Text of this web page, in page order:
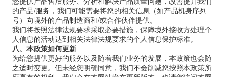
的产品/服务，我们可能需要将您的相关信息（如产品机身序列
号）向境外的产品制造商和/或合作伙伴提供。
我们将按照法律法规要求采取必要措施，保障境外接收方处理个
人信息的活动达到相关法律法规要求的个人信息保护标准。
八、本政策如何更新
为给您提供更好的服务以及随着我们业务的发展，本政策也会随
之适时变更。但未经您明确同意，我们不会削减您按照本政策所